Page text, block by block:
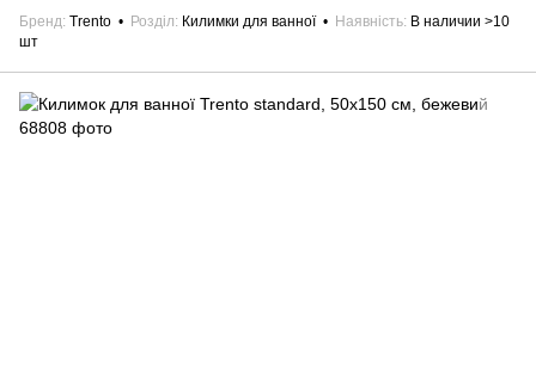
Бренд Trento Розділ Килимки для ванної Наявність В наличии >10
шт